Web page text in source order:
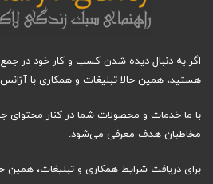
اگر به دنبال دیده شدن کسب و کار خود در جمع
هستید، همین حالا تبلیغات و همکاری با
با ما خدمات و محصولات شما در کنار محتوای
مخاطبان هدف معرفی می‌شود.
برای دریافت شرایط همکاری و تبلیغات، همین